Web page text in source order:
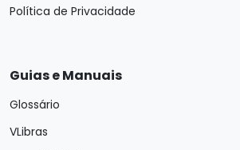
Política de Privacidade
Guias e Manuais
Glossário
VLibras